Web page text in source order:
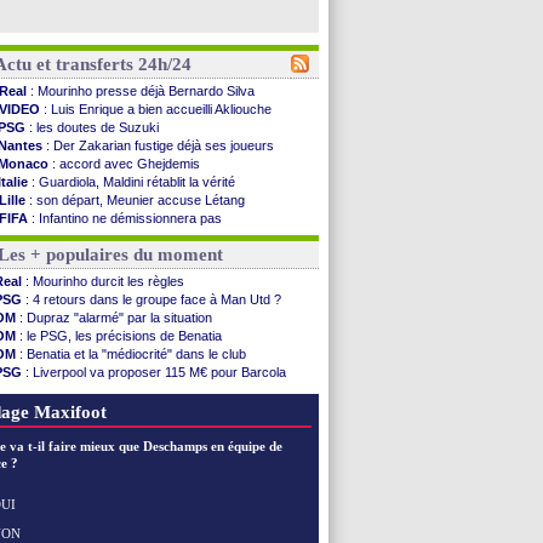
et transferts 24h/24
Real : Mourinho presse déjà Bernardo Silva
VIDEO : Luis Enrique a bien accueilli Akliouche
: les doutes de Suzuki
: Der Zakarian fustige déjà ses joueurs
: accord avec Ghejdemis
: Guardiola, Maldini rétablit la vérité
Lille : son départ, Meunier accuse Létang
FIFA : Infantino ne démissionnera pas
Barça: Flick esquive pour Ferran Torres
Liverpool: Araujo, une option d'achat à 55 M€
Lens: inquiétude pour Édouard
Man Utd: Vitek vendu à Middlesbrough (off.)
PSV : Sano recruté pour 14,5 M€ (officiel)
OM : Coventry pense à Angel Gomes
: Rafel Pol satisfait des progrès
: le Barça vainqueur puis battu
: Calhanoglu prêt à prolonger
: le classement complet
: Le Havre renversé par Oviedo
+ populaires du moment
: Mourinho durcit les règles
: 4 retours dans le groupe face à Man Utd ?
: Dupraz "alarmé" par la situation
: le PSG, les précisions de Benatia
: Benatia et la "médiocrité" dans le club
: Liverpool va proposer 115 M€ pour Barcola
: Côme pousse pour Gouiri
Maxifoot
va t-il faire mieux que Deschamps en équipe de
?